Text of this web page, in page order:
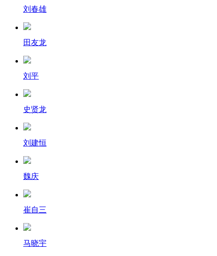
刘春雄
田友龙
刘平
史贤龙
刘建恒
魏庆
崔自三
马晓宇